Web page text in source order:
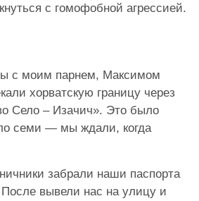
с гомофобной агрессией.
с моим парнем, Максимом
хорватскую границу через
Село – Изачич». Это было
семи — мы ждали, когда
забрали наши паспорта
вывели нас на улицу и